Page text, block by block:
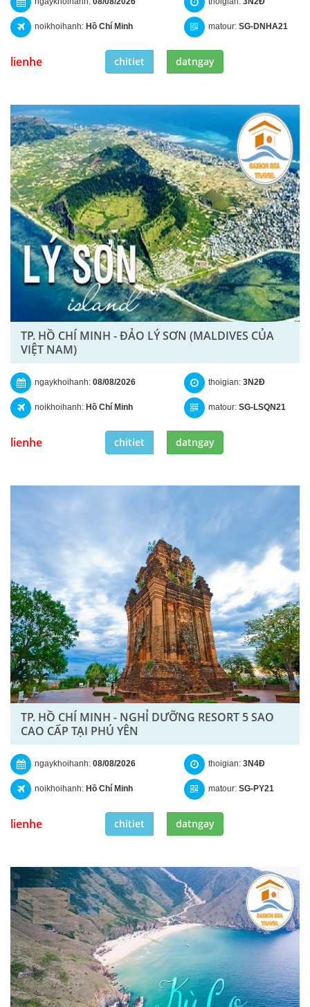
noikhoihanh: Hồ Chí Minh matour: SG-DNHA21
lienhe chitiet datngay
TP. HỒ CHÍ MINH - ĐẢO LÝ SƠN (MALDIVES CỦA
VIỆT NAM)
ngaykhoihanh: 08/08/2026
noikhoihanh: Hồ Chí Minh
thoigian: 3N2Đ
matour: SG-LSQN21
lienhe chitiet datngay
TP. HỒ CHÍ MINH - NGHỈ DƯỠNG RESORT 5 SAO
CAO CẤP TẠI PHÚ YÊN
ngaykhoihanh: 08/08/2026
noikhoihanh: Hồ Chí Minh
thoigian: 3N4Đ
matour: SG-PY21
lienhe chitiet datngay